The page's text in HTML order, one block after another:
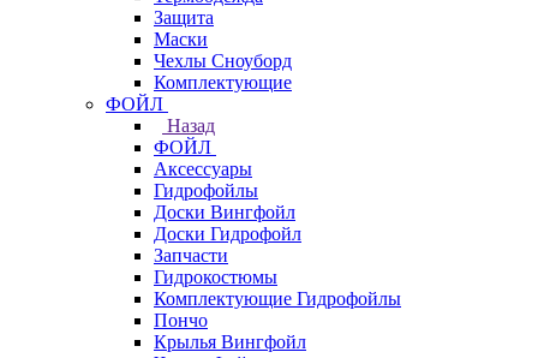
Защита
Маски
Чехлы Сноуборд
Комплектующие
ФОЙЛ
Назад
ФОЙЛ
Аксессуары
Гидрофойлы
Доски Вингфойл
Доски Гидрофойл
Запчасти
Гидрокостюмы
Комплектующие Гидрофойлы
Пончо
Крылья Вингфойл